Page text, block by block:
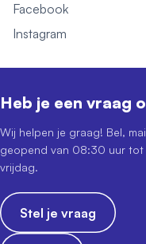
Facebook
Instagram
Heb je een vraag
Wij helpen je graag! Bel,
geopend van 08:30 uur tot
vrijdag.
Stel je vraag